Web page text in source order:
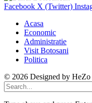
Facebook X (Twitter)
Acasa
Economic
Administratie
Visit Botosani
Politica
© 2026 Designed by HeZo